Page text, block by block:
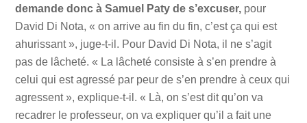
demande donc à Samuel Paty de s’excuser, pour
David Di Nota, « on arrive au fin du fin, c’est ça qui est
ahurissant », juge-t-il. Pour David Di Nota, il ne s’agit
pas de lâcheté. « La lâcheté consiste à s’en prendre à
celui qui est agressé par peur de s’en prendre à ceux qui
agressent », explique-t-il. « Là, on s’est dit qu’on va
recadrer le professeur, on va expliquer qu’il a fait une